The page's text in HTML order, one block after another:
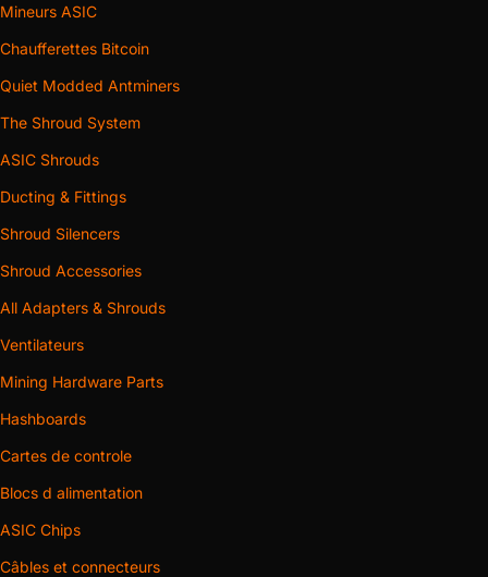
Mineurs ASIC
Chaufferettes Bitcoin
Quiet Modded Antminers
The Shroud System
ASIC Shrouds
Ducting & Fittings
Shroud Silencers
Shroud Accessories
All Adapters & Shrouds
Ventilateurs
Mining Hardware Parts
Hashboards
Cartes de controle
Blocs d alimentation
ASIC Chips
Câbles et connecteurs